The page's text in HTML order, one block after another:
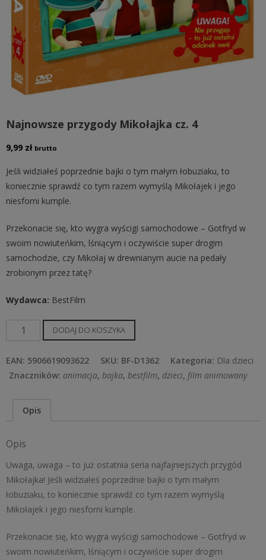
Najnowsze przygody Mikołajka cz. 4
9,99 zł brutto
Jeśli widziałeś poprzednie bajki o tym małym łobuziaku, to
koniecznie sprawdź co tym razem wymyślą Mikołajek i jego
niesforni kumple.
Przekonacie się, kto wygra wyścigi samochodowe – Gotfryd w
swoim nowiuteńkim, lśniącym i oczywiście super drogim
samochodzie, czy Mikołaj w drewnianym aucie na pedały
zrobionym przez tatę?
Wydawca: BestFilm
ilość
Najnowsze
przygody
Mikołajka
DODAJ DO KOSZYKA
EAN: 5906619093622 SKU: BF-D1362 Kategoria: Dla dzieci
Znaczników: animacja, bajka, bestfilm, dzieci, film animowany
Opis
Opis
Uwaga, uwaga – to już ostatnia seria najfajniejszych przygód
Mikołajka! Jeśli widziałeś poprzednie bajki o tym małym
łobuziaku, to koniecznie sprawdź co tym razem wymyślą
Mikołajek i jego niesforni kumple.
Przekonacie się, kto wygra wyścigi samochodowe – Gotfryd w
swoim nowiuteńkim, lśniącym i oczywiście super drogim